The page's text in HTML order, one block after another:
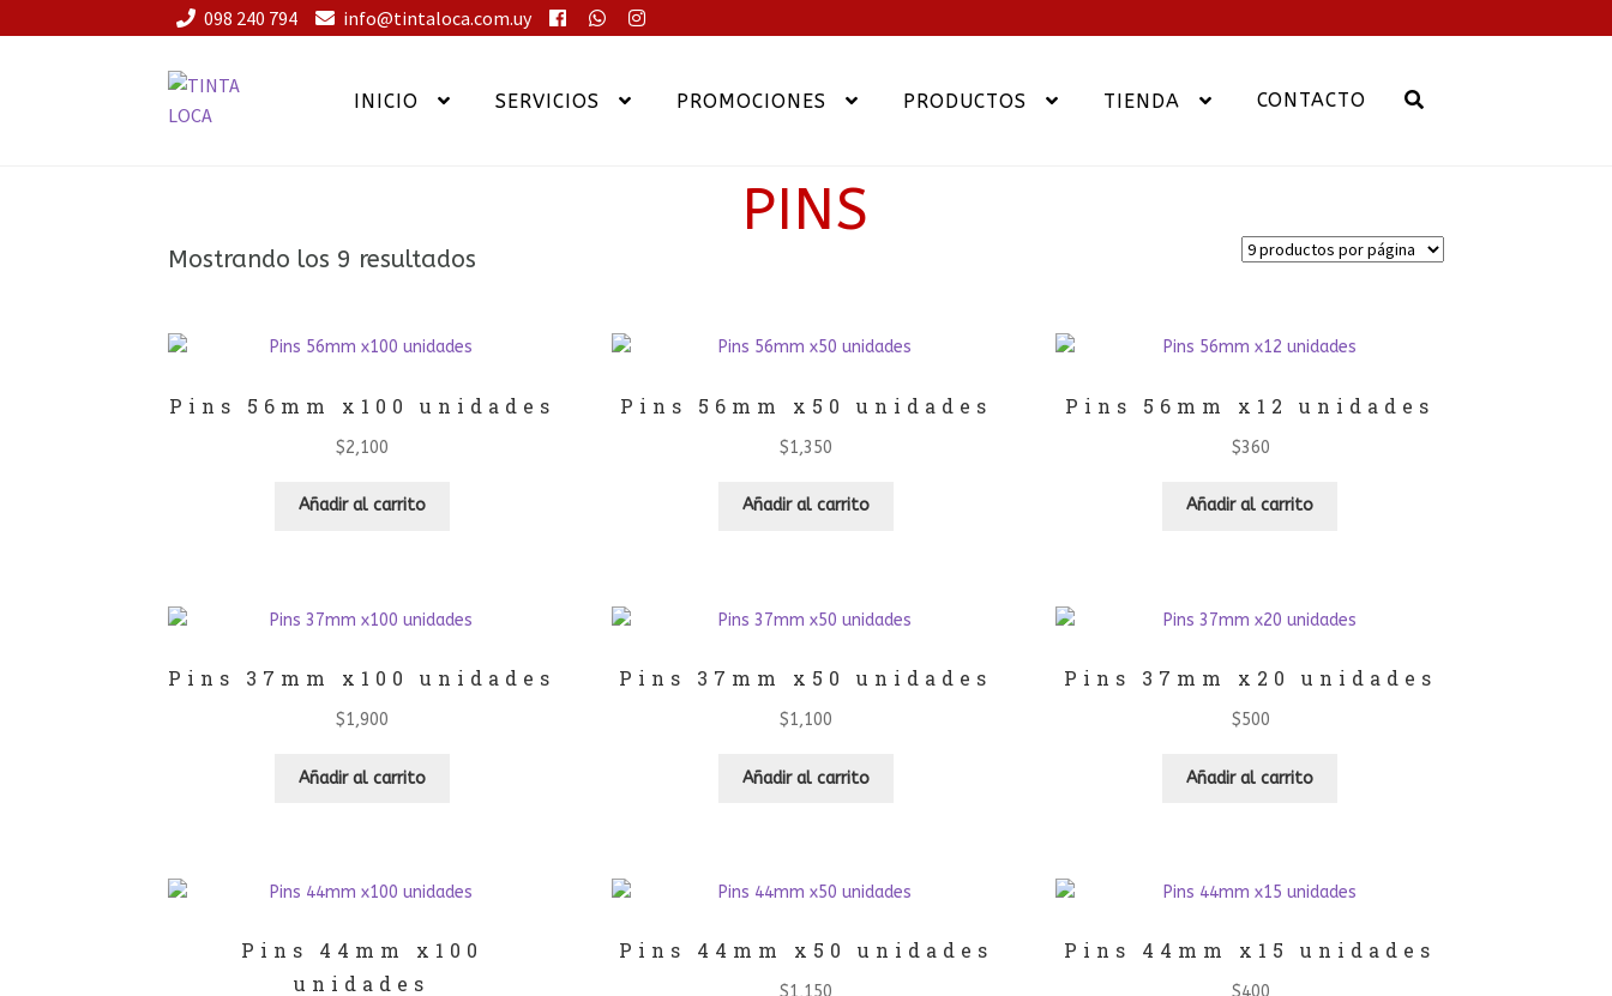
098 240 794 info@tintaloca.com.uy
Ir
Ir
INICIO SERVICIOS PROMOCIONES PRODUCTOS TIENDA CONTACTO
PINS
Mostrando los 9 resultados
Pins 56mm x100 unidades
$2,100
Añadir al carrito
Pins 56mm x50 unidades
$1,350
Añadir al carrito
Pins 56mm x12 unidades
$360
Añadir al carrito
Pins 37mm x100 unidades
$1,900
Añadir al carrito
Pins 37mm x50 unidades
$1,100
Añadir al carrito
Pins 37mm x20 unidades
$500
Añadir al carrito
Pins 44mm x100
unidades
Pins 44mm x50 unidades
$1,150
Pins 44mm x15 unidades
$400